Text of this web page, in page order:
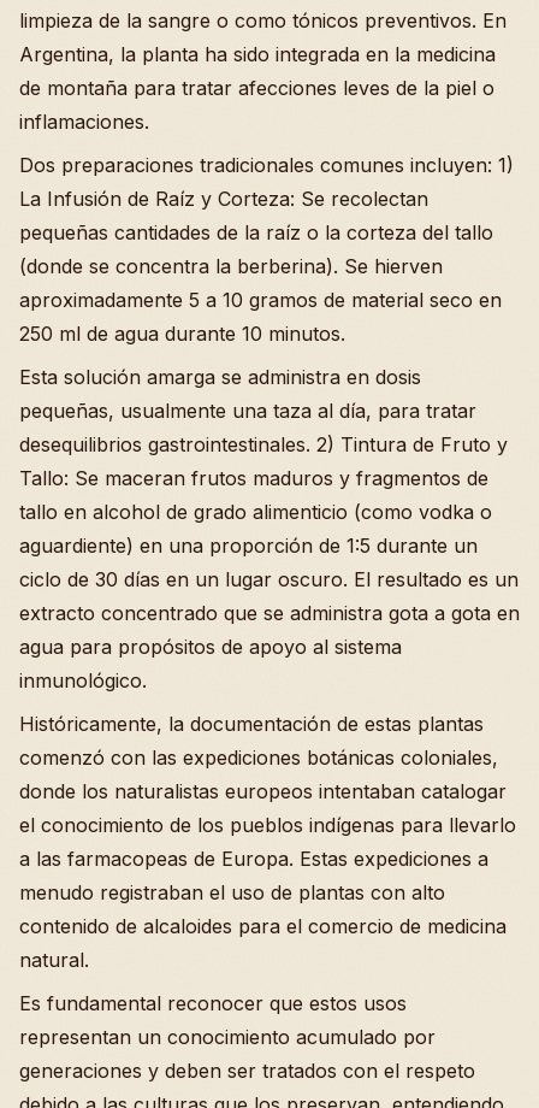
limpieza de la sangre o como tónicos preventivos. En
Argentina, la planta ha sido integrada en la medicina
de montaña para tratar afecciones leves de la piel o
inflamaciones.
Dos preparaciones tradicionales comunes incluyen: 1)
La Infusión de Raíz y Corteza: Se recolectan
pequeñas cantidades de la raíz o la corteza del tallo
(donde se concentra la berberina). Se hierven
aproximadamente 5 a 10 gramos de material seco en
250 ml de agua durante 10 minutos.
Esta solución amarga se administra en dosis
pequeñas, usualmente una taza al día, para tratar
desequilibrios gastrointestinales. 2) Tintura de Fruto y
Tallo: Se maceran frutos maduros y fragmentos de
tallo en alcohol de grado alimenticio (como vodka o
aguardiente) en una proporción de 1:5 durante un
ciclo de 30 días en un lugar oscuro. El resultado es un
extracto concentrado que se administra gota a gota en
agua para propósitos de apoyo al sistema
inmunológico.
Históricamente, la documentación de estas plantas
comenzó con las expediciones botánicas coloniales,
donde los naturalistas europeos intentaban catalogar
el conocimiento de los pueblos indígenas para llevarlo
a las farmacopeas de Europa. Estas expediciones a
menudo registraban el uso de plantas con alto
contenido de alcaloides para el comercio de medicina
natural.
Es fundamental reconocer que estos usos
representan un conocimiento acumulado por
generaciones y deben ser tratados con el respeto